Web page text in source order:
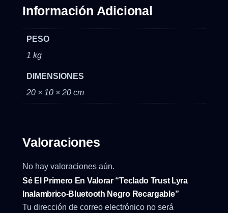
Información Adicional
PESO
1 kg
DIMENSIONES
20 × 10 × 20 cm
Valoraciones
No hay valoraciones aún.
Sé El Primero En Valorar “Teclado Trust Lyra
Inalambrico-Bluetooth Negro Recargable”
Tu dirección de correo electrónico no será